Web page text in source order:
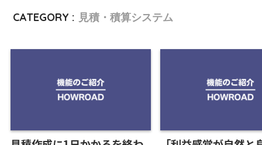
CATEGORY : 見積・積算システム